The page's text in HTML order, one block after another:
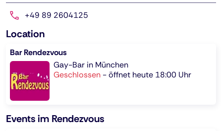
+49 89 2604125
Location
Bar Rendezvous
Gay-Bar in München
Geschlossen -öffnet heute 18:00 Uhr
Events im Rendezvous